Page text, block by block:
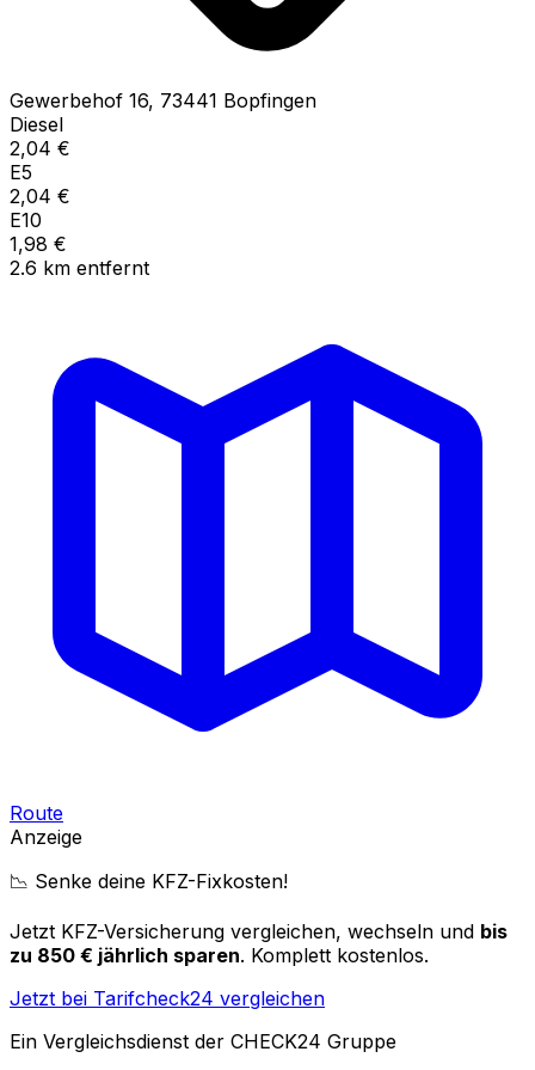
Gewerbehof 16, 73441 Bopfingen
Diesel
2,04 €
E5
2,04 €
E10
1,98 €
2.6 km entfernt
Route
Anzeige
📉 Senke deine KFZ-Fixkosten!
Jetzt KFZ-Versicherung vergleichen, wechseln und bis
zu 850 € jährlich sparen. Komplett kostenlos.
Jetzt bei Tarifcheck24 vergleichen
Ein Vergleichsdienst der CHECK24 Gruppe